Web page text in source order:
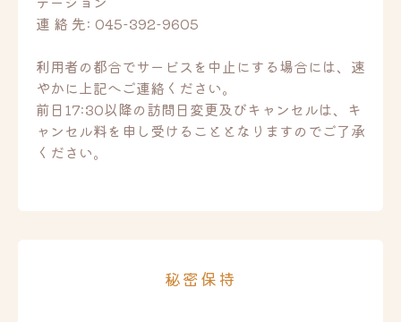
連 絡 先: 045-392-9605
利用者の都合でサービスを中止にする場合には、速
やかに上記へご連絡ください。
前日17:30以降の訪問日変更及びキャンセルは、キ
ャンセル料を申し受けることとなりますのでご了承
ください。
秘密保持